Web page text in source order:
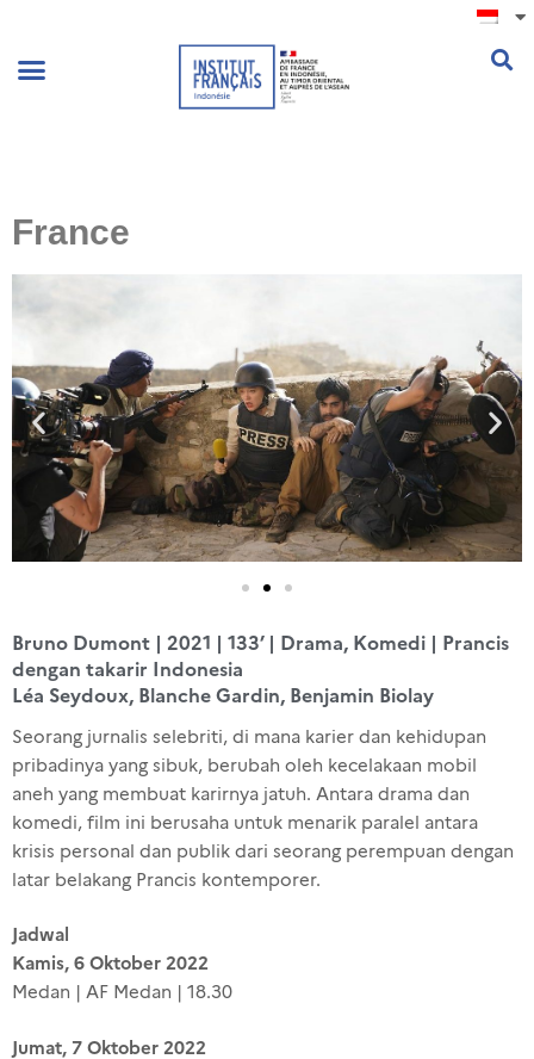
France
Bruno Dumont | 2021 | 133’ | Drama, Komedi | Prancis
dengan takarir Indonesia
Léa Seydoux, Blanche Gardin, Benjamin Biolay
Seorang jurnalis selebriti, di mana karier dan kehidupan
pribadinya yang sibuk, berubah oleh kecelakaan mobil
aneh yang membuat karirnya jatuh. Antara drama dan
komedi, film ini berusaha untuk menarik paralel antara
krisis personal dan publik dari seorang perempuan dengan
latar belakang Prancis kontemporer.
Jadwal
Kamis, 6 Oktober 2022
Medan | AF Medan | 18.30
Jumat, 7 Oktober 2022